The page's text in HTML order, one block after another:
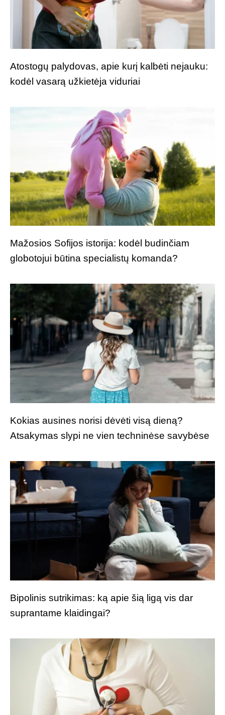
Atostogų palydovas, apie kurį kalbėti nejauku:
kodėl vasarą užkietėja viduriai
Mažosios Sofijos istorija: kodėl budinčiam
globotojui būtina specialistų komanda?
Kokias ausines norisi dėvėti visą dieną?
Atsakymas slypi ne vien techninėse savybėse
Bipolinis sutrikimas: ką apie šią ligą vis dar
suprantame klaidingai?